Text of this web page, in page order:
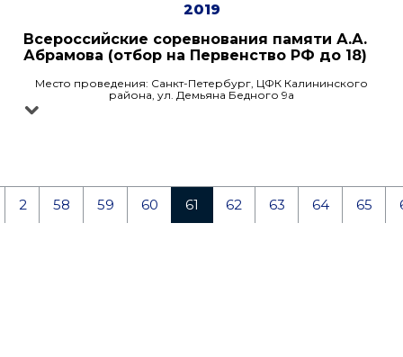
2019
Всероссийские соревнования памяти А.А.
Абрамова (отбор на Первенство РФ до 18)
Место проведения: Санкт-Петербург, ЦФК Калининского
района, ул. Демьяна Бедного 9а
2 58 59 60 61 62 63 64 65